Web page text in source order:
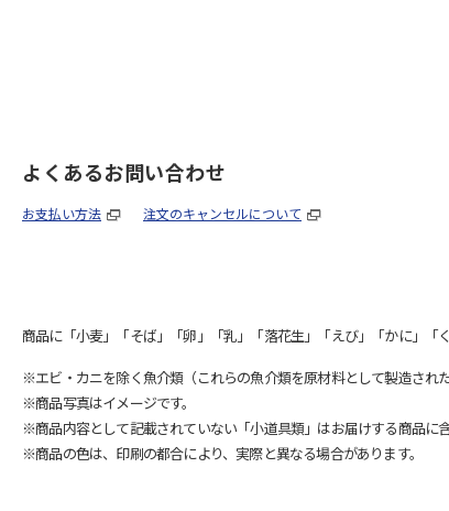
よくあるお問い合わせ
お支払い方法 注文のキャンセルについて
商品に「小麦」「そば」「卵」「乳」「落花生」「えび」「かに」「
※エビ・カニを除く魚介類（これらの魚介類を原材料として製造され
※商品写真はイメージです。
※商品内容として記載されていない「小道具類」はお届けする商品に
※商品の色は、印刷の都合により、実際と異なる場合があります。